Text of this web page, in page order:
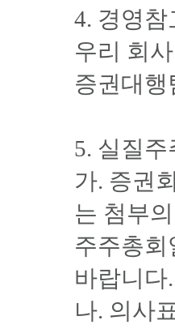
4. 경영
우리 회
증권대
5. 실질
가. 증권
는 첨부
주주총회
바랍니다.
나. 의사